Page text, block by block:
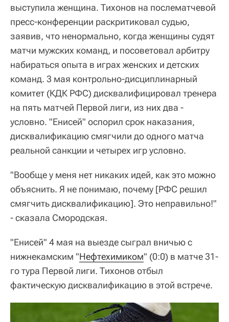
выступила женщина. Тихонов на послематчевой
пресс-конференции раскритиковал судью,
заявив, что ненормально, когда женщины судят
матчи мужских команд, и посоветовал арбитру
набираться опыта в играх женских и детских
команд. 3 мая контрольно-дисциплинарный
комитет (КДК РФС) дисквалифицировал тренера
на пять матчей Первой лиги, из них два -
условно. "Енисей" оспорил срок наказания,
дисквалификацию смягчили до одного матча
реальной санкции и четырех игр условно.
"Вообще у меня нет никаких идей, как это можно
объяснить. Я не понимаю, почему [РФС решил
смягчить дисквалификацию]. Это неправильно!"
- сказала Смородская.
"Енисей" 4 мая на выезде сыграл вничью с
нижнекамским "Нефтехимиком" (0:0) в матче 31-
го тура Первой лиги. Тихонов отбыл
фактическую дисквалификацию в этой встрече.